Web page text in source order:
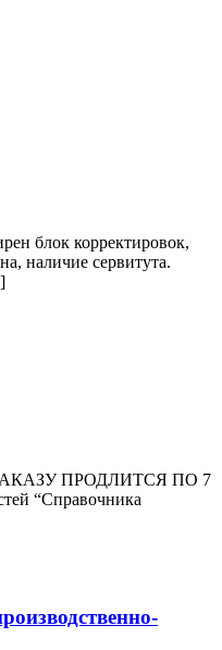
блок корректировок,
наличие сервитута.
ПРОДЛИТСЯ ПО 7
“Справочника